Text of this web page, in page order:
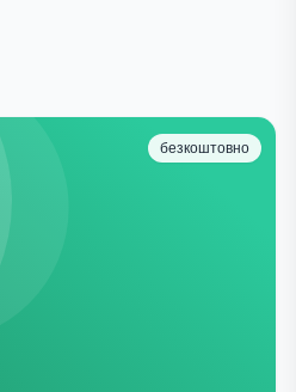
безкоштовно